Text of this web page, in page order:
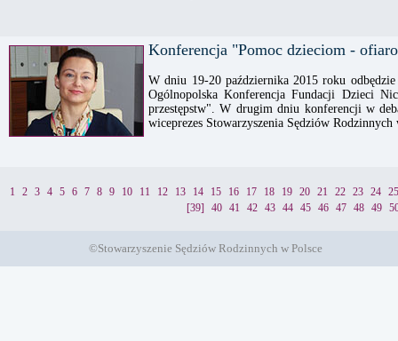
Konferencja "Pomoc dzieciom -
W dniu 19-20 października 2015 roku
Ogólnopolska Konferencja Fundacji Dzieci
przestępstw". W drugim dniu konferencji w
wiceprezes Stowarzyszenia Sędziów Rodzinnych
1 2 3 4 5 6 7 8 9 10 11 12 13 14 15 16 17 18 19 20 21 22 23 24
[39]
40 41 42 43 44 45 46 47 48 49
©Stowarzyszenie Sędziów Rodzinnych w Polsce